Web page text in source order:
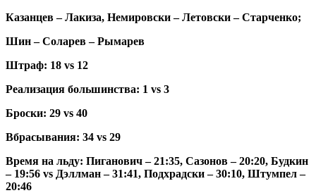
Казанцев – Лакиза, Немировски – Летовски – Старченко;
Шин – Соларев – Рымарев
Штраф: 18 vs 12
Реализация большинства: 1 vs 3
Броски: 29 vs 40
Вбрасывания: 34 vs 29
Время на льду: Пиганович – 21:35, Сазонов – 20:20, Будкин
– 19:56 vs Дэллман – 31:41, Подхрадски – 30:10, Штумпел –
20:46